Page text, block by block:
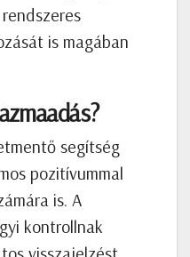
is magában
segítség
pozitívummal
is. A
kontrollnak